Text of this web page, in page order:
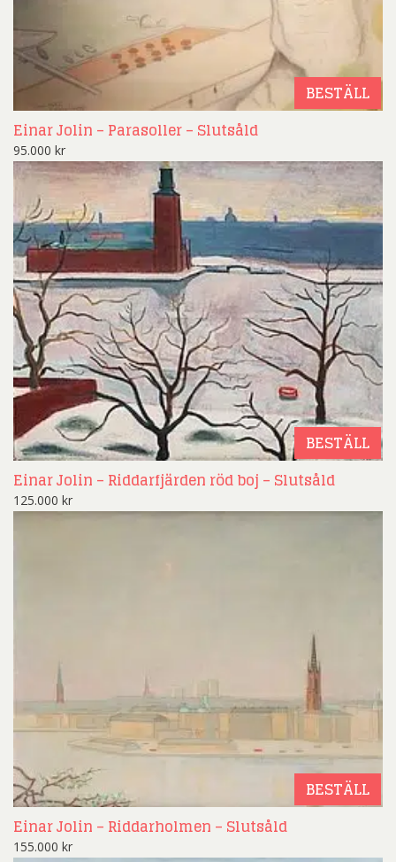
BESTÄLL
Einar Jolin – Parasoller – Slutsåld
95.000 kr
BESTÄLL
Einar Jolin – Riddarfjärden röd boj – Slutsåld
125.000 kr
BESTÄLL
Einar Jolin – Riddarholmen – Slutsåld
155.000 kr